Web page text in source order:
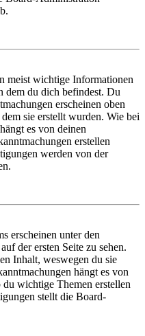
meist wichtige Informationen
dem du dich befindest. Du
erscheinen oben
sie erstellt wurden. Wie bei
es von deinen
erstellen
werden von der
erscheinen unter den
der ersten Seite zu sehen.
Inhalt, weswegen du sie
hängt es von
wichtige Themen erstellen
stellt die Board-